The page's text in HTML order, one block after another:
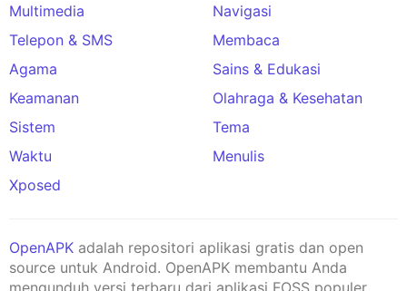
Multimedia
Navigasi
Telepon & SMS
Membaca
Agama
Sains & Edukasi
Keamanan
Olahraga & Kesehatan
Sistem
Tema
Waktu
Menulis
Xposed
OpenAPK adalah repositori aplikasi gratis dan open
source untuk Android. OpenAPK membantu Anda
mengunduh versi terbaru dari aplikasi FOSS populer